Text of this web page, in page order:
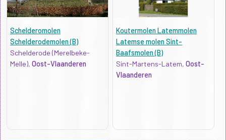
Schelderomolen
Schelderodemolen (B)
Schelderode (Merelbeke-
Melle), Oost-Vlaanderen
Koutermolen Latemmolen
Latemse molen Sint-
Baafsmolen (B)
Sint-Martens-Latem,Oost-
Vlaanderen